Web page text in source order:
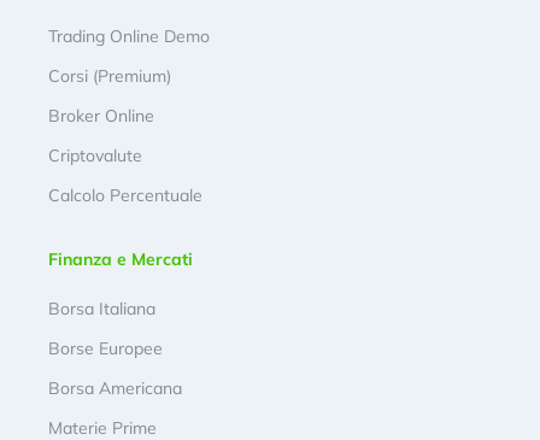
Trading Online Demo
Corsi (Premium)
Broker Online
Criptovalute
Calcolo Percentuale
Finanza e Mercati
Borsa Italiana
Borse Europee
Borsa Americana
Materie Prime